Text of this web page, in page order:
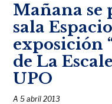
Mañana se
sala
exposición
de La
UPO
A5 abril 2013